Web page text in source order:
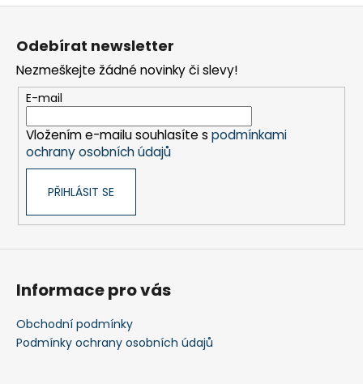
Z
Odebírat newsletter
Nezmeškejte žádné novinky či slevy!
E-mail
Vložením e-mailu souhlasíte s podmínkami
ochrany osobních údajů
PŘIHLÁSIT SE
Informace pro vás
Obchodní podmínky
Podmínky ochrany osobních údajů